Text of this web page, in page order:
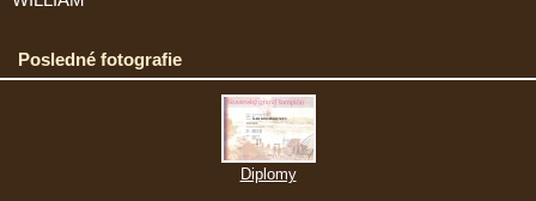
Posledné fotografie
Diplomy